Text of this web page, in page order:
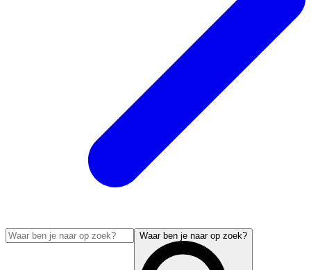
Waar ben je naar op zoek?